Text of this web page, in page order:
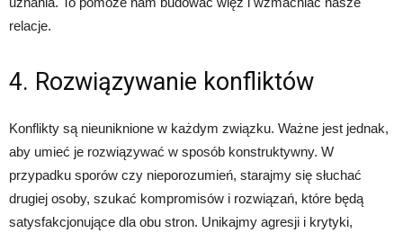
relacje.
4. Rozwiązywanie konfliktów
Konflikty są nieuniknione w każdym związku. Ważne jest jednak,
aby umieć je rozwiązywać w sposób konstruktywny. W
przypadku sporów czy nieporozumień, starajmy się słuchać
drugiej osoby, szukać kompromisów i rozwiązań, które będą
satysfakcjonujące dla obu stron. Unikajmy agresji i krytyki,